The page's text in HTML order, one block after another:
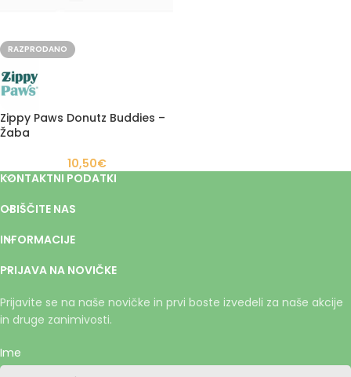
RAZPRODANO
Zippy Paws Donutz Buddies –
Žaba
10,50€
KONTAKTNI PODATKI
OBIŠČITE NAS
INFORMACIJE
PRIJAVA NA NOVIČKE
Prijavite se na naše novičke in prvi boste izvedeli za naše akcije
in druge zanimivosti.
Ime